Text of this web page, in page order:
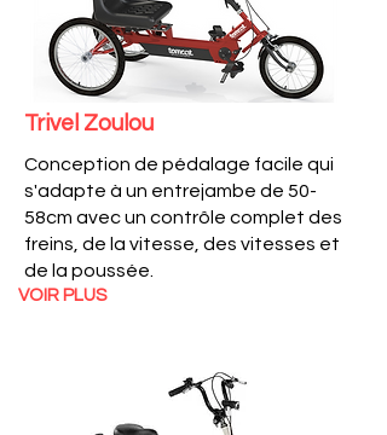
Trivel Zoulou
Conception de pédalage facile qui
s'adapte à un entrejambe de 50-
58cm avec un contrôle complet des
freins, de la vitesse, des vitesses et
de la poussée.
VOIR PLUS